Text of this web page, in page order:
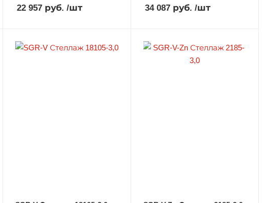
22 957 руб. /шт 34 087 руб. /шт